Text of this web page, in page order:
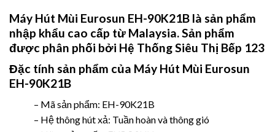
Máy Hút Mùi Eurosun EH-90K21B là sản phẩm
nhập khẩu cao cấp từ Malaysia. Sản phẩm
được phân phối bởi Hệ Thống Siêu Thị Bếp 123
Đặc tính sản phẩm của Máy Hút Mùi Eurosun
EH-90K21B
– Mã sản phẩm: EH-90K21B
– Hệ thông hút xả: Tuần hoàn và thông gió